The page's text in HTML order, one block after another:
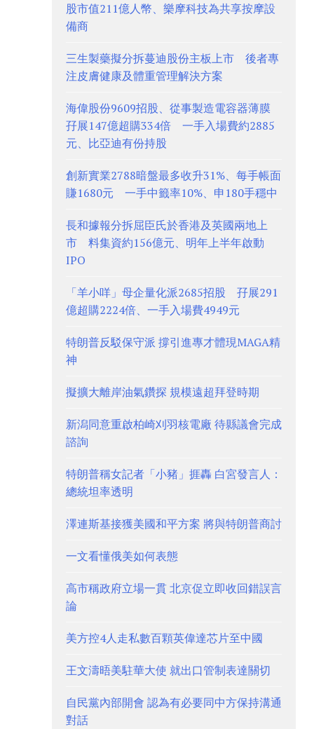
股市值211億人幣、樂摩科技為共享按摩設
備商
三生製藥擬分拆蔓迪股份主板上市 後者專
注皮膚健康及體重管理解決方案
海偉股份9609招股、從事製造電容器薄膜
孖展147億超購334倍 一手入場費約2885
元、比亞迪有份持股
創新實業2788暗盤最多收升31%、每手帳面
賺1680元 一手中籤率10%、申180手穩中
長和據報分拆屈臣氏於香港及英國兩地上
市 料集資約156億元、明年上半年啟動
IPO
「羊小咩」母企量化派2685招股 孖展291
億超購2224倍、一手入場費4949元
特朗普反駁保守派 撐引進專才體現MAGA精
神
擬擴大離岸油氣鑽探 規模遠超拜登時期
新潟同意重啟柏崎刈羽核電廠 待縣議會完成
諮詢
特朗普稱女記者「小豬」捱轟 白宮發言人：
總統坦率透明
澤連斯基接獲美國和平方案 將與特朗普商討
一文看懂俄美如何表態
高市稱政府立場一貫 北京促立即收回錯誤言
論
美方控4人走私數百顆英偉達芯片至中國
王文濤晤美駐華大使 就出口管制表達關切
自民黨內部開會 認為有必要同中方保持溝通
對話